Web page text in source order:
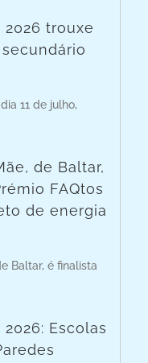
2026 trouxe
11 de julho,
de Baltar,
FAQtos
de energia
Baltar, é finalista
Escolas